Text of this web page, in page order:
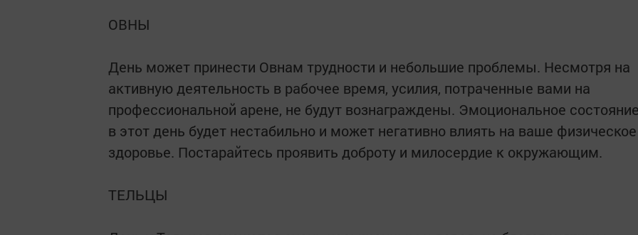
ОВНЫ
День может принести Овнам трудности и небольшие проблемы. Несмотря на
активную деятельность в рабочее время, усилия, потраченные вами на
профессиональной арене, не будут вознаграждены. Эмоциональное
в этот день будет нестабильно и может негативно влиять на ваше физическое
здоровье. Постарайтесь проявить доброту и милосердие к окружающим.
ТЕЛЬЦЫ